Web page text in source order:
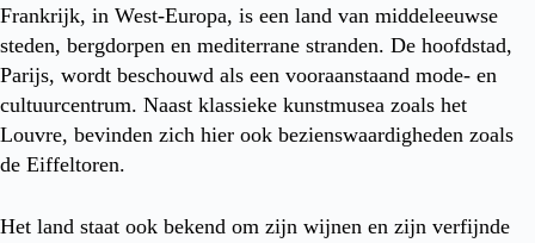
Frankrijk, in West-Europa, is een land van middeleeuwse
steden, bergdorpen en mediterrane stranden. De hoofdstad,
Parijs, wordt beschouwd als een vooraanstaand mode- en
cultuurcentrum. Naast klassieke kunstmusea zoals het
Louvre, bevinden zich hier ook bezienswaardigheden zoals
de Eiffeltoren.
Het land staat ook bekend om zijn wijnen en zijn verfijnde